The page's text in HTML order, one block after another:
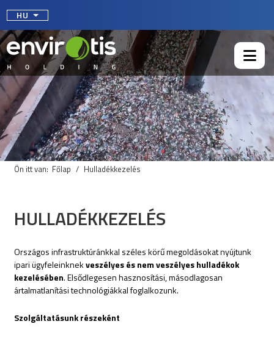
Válasszon nyelvet
HU
Ön itt van: Főlap Hulladékkezelés
HULLADÉKKEZELÉS
Országos infrastruktúránkkal széles körű megoldásokat nyújtunk
ipari ügyfeleinknekveszélyes és nem veszélyes hulladékok
kezelésében. Elsődlegesen hasznosítási, másodlagosan
ártalmatlanítási technológiákkal foglalkozunk.
Szolgáltatásunk részeként